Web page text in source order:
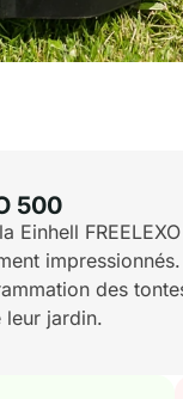
500
Einhell
des
leur jardin.